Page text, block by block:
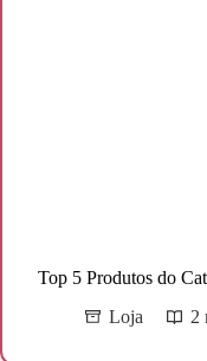
Top 5 Produtos do
Loja
2